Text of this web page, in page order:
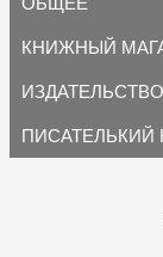
КНИЖНЫЙ
ИЗДАТЕЛЬСТВО
ПИСАТЕЛЬКИЙ